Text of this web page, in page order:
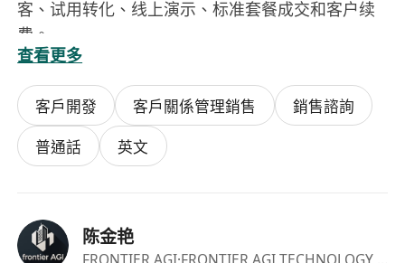
客、试用转化、线上演示、标准套餐成交和客户续
费。
3、搭建并管理企业版 / 独立部署版销售体系，面向
大型企业、央国企子公司或部门、金融、制造、能
源、政企客户，推动 POC、私有化部署和企业级采
购。
4、亲自参与早期重点客户拓展，完成标杆客户获
5、建设渠道合作体系，拓展软件交付公司、系统集
查看更多
客戶開發 客戶關係管理銷售
銷售諮詢
普通話
英文
陈金艳